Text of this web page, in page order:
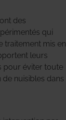
des
qui
traitement mis en
leurs
pour éviter toute
nuisibles dans